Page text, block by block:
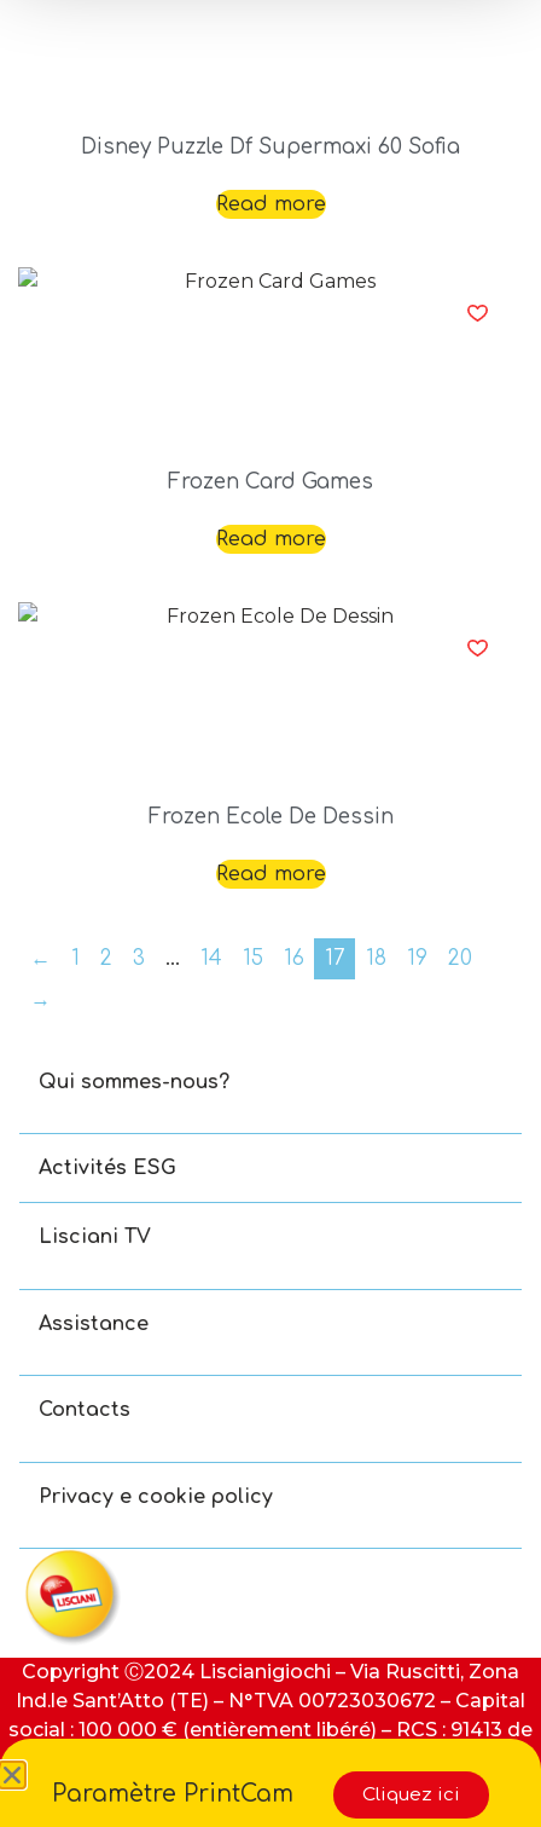
Disney Puzzle Df Supermaxi 60 Sofia
Read more
Frozen Card Games
Read more
Frozen Ecole De Dessin
Read more
← 1 2 3 … 14 15 16 17 18 19
20
→
Qui sommes-nous?
Activités ESG
Lisciani TV
Assistance
Contacts
Privacy e cookie policy
Copyright Ⓒ2024 Liscianigiochi – Via Ruscitti, Zona
Ind.le Sant’Atto (TE) – N°TVA 00723030672 – Capital
social : 100 000 € (entièrement libéré) – RCS : 91413 de
Paramètre PrintCam Cliquez ici